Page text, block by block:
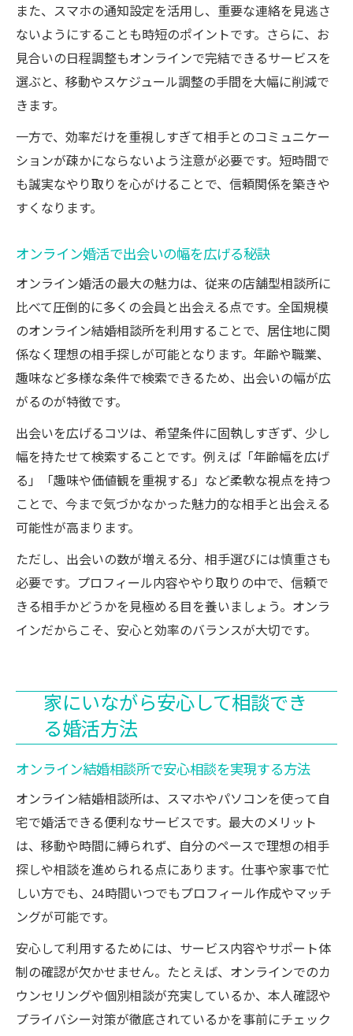
また、スマホの通知設定を活用し、重要な連絡を見逃さ
ないようにすることも時短のポイントです。さらに、お
見合いの日程調整もオンラインで完結できるサービスを
選ぶと、移動やスケジュール調整の手間を大幅に削減で
きます。
一方で、効率だけを重視しすぎて相手とのコミュニケー
ションが疎かにならないよう注意が必要です。短時間で
も誠実なやり取りを心がけることで、信頼関係を築きや
すくなります。
オンライン婚活で出会いの幅を広げる秘訣
オンライン婚活の最大の魅力は、従来の店舗型相談所に
比べて圧倒的に多くの会員と出会える点です。全国規模
のオンライン結婚相談所を利用することで、居住地に関
係なく理想の相手探しが可能となります。年齢や職業、
趣味など多様な条件で検索できるため、出会いの幅が広
がるのが特徴です。
出会いを広げるコツは、希望条件に固執しすぎず、少し
幅を持たせて検索することです。例えば「年齢幅を広げ
る」「趣味や価値観を重視する」など柔軟な視点を持つ
ことで、今まで気づかなかった魅力的な相手と出会える
可能性が高まります。
ただし、出会いの数が増える分、相手選びには慎重さも
必要です。プロフィール内容ややり取りの中で、信頼で
きる相手かどうかを見極める目を養いましょう。オンラ
インだからこそ、安心と効率のバランスが大切です。
家にいながら安心して相談でき
る婚活方法
オンライン結婚相談所で安心相談を実現する方法
オンライン結婚相談所は、スマホやパソコンを使って自
宅で婚活できる便利なサービスです。最大のメリット
は、移動や時間に縛られず、自分のペースで理想の相手
探しや相談を進められる点にあります。仕事や家事で忙
しい方でも、24時間いつでもプロフィール作成やマッチ
ングが可能です。
安心して利用するためには、サービス内容やサポート体
制の確認が欠かせません。たとえば、オンラインでのカ
ウンセリングや個別相談が充実しているか、本人確認や
プライバシー対策が徹底されているかを事前にチェック